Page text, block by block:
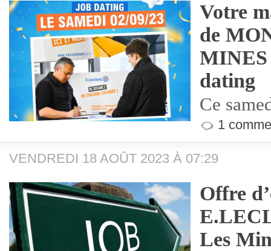
Votre
de
MINES
dating
Ce
1
VENDREDI 18 AOÛT 2023 À 07:29
Offre
Les